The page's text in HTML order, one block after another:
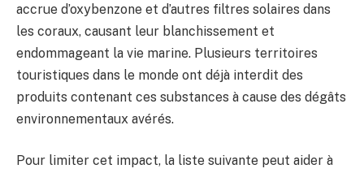
accrue d’oxybenzone et d’autres filtres solaires dans
les coraux, causant leur blanchissement et
endommageant la vie marine. Plusieurs territoires
touristiques dans le monde ont déjà interdit des
produits contenant ces substances à cause des dégâts
environnementaux avérés.
Pour limiter cet impact, la liste suivante peut aider à